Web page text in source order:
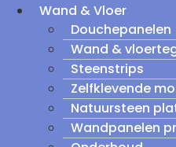
Wand & Vloer
Douchepanelen
Wand &
Steenstrips
Zelfklevende
Natuursteen
Wandpanelen